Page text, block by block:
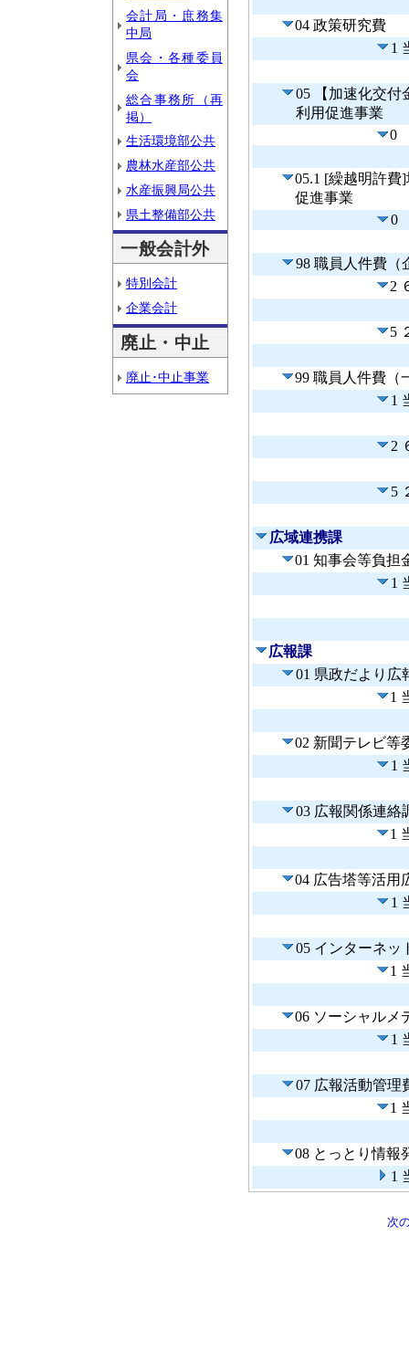
会計局・庶務集
中局
県会・各種委員
会
総合事務所（再
掲）
生活環境部公共
農林水産部公共
水産振興局公共
県土整備部公共
一般会計外
特別会計
企業会計
廃止・中止
廃止･中止事業
04 政策研究費
1
05 【加速化交付
利用促進事業
0
05.1 [繰越明許費
促進事業
0
98 職員人件費（
2
5
99 職員人件費（
1
2
5
広域連携課
01 知事会等負担
1
広報課
01 県政だより広
1
02 新聞テレビ等
1
03 広報関係連絡
1
04 広告塔等活用
1
05 インターネッ
1
06 ソーシャルメ
1
07 広報活動管理
1
08 とっとり情報
1
次